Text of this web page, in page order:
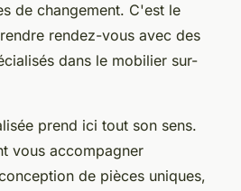
de changement. C'est le
rendez-vous avec des
dans le mobilier sur-
prend ici tout son sens.
vous accompagner
de pièces uniques,